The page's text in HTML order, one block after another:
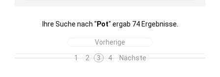
Ihre Suche nach " Pot" ergab 74 Ergebnisse.
Vorherige
1
2 3 4 Nächste